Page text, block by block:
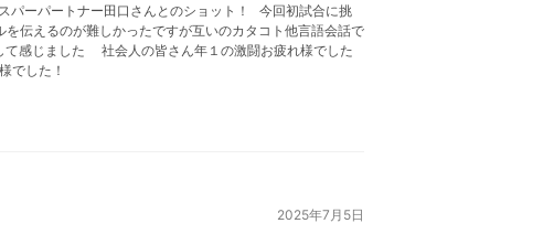
ーパートナー田口さんとのショット！ 今回初試合に挑
伝えるのが難しかったですが互いのカタコト他言語会話で
て感じました 社会人の皆さん年１の激闘お疲れ様でした
でした！
2025年7月5日